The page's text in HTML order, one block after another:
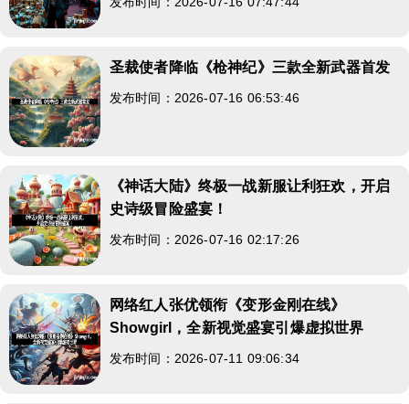
圣裁使者降临《枪神纪》三款全新武器首发
发布时间：2026-07-16 06:53:46
《神话大陆》终极一战新服让利狂欢，开启
史诗级冒险盛宴！
发布时间：2026-07-16 02:17:26
网络红人张优领衔《变形金刚在线》
Showgirl，全新视觉盛宴引爆虚拟世界
发布时间：2026-07-11 09:06:34